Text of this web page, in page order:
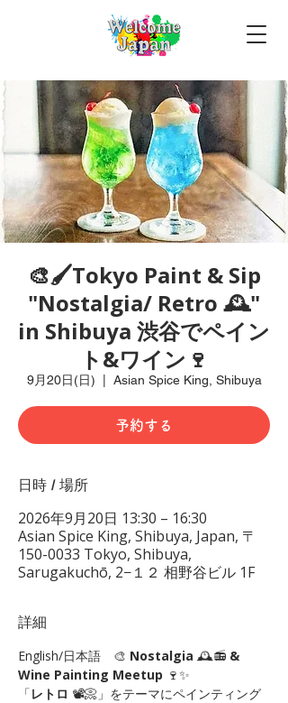
🎨🖌Tokyo Paint & Sip
"Nostalgia/ Retro 🕰️"
in Shibuya 渋谷でペイン
ト&ワイン🍷
9月20日(日) Asian Spice King, Shibuya
予約する
日時 / 場所
2026年9月20日 13:30 – 16:30
Asian Spice King, Shibuya, Japan, 〒
150-0033 Tokyo, Shibuya,
Sarugakuchō, 2−１２ 相野谷ビル 1F
詳細
English/日本語　🎨 Nostalgia 🕰️📻 &
Wine Painting Meetup 🍷✨
「レトロ 📽📀」をテーマにペインティング